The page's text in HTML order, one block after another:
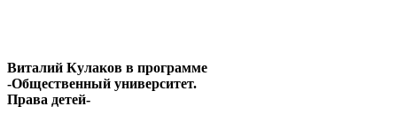
Виталий Кулаков в программе
-Общественный университет.
Права детей-